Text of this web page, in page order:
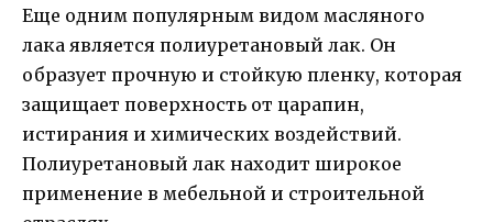
Еще одним популярным видом масляного
лака является полиуретановый лак. Он
образует прочную и стойкую пленку, которая
защищает поверхность от царапин,
истирания и химических воздействий.
Полиуретановый лак находит широкое
применение в мебельной и строительной